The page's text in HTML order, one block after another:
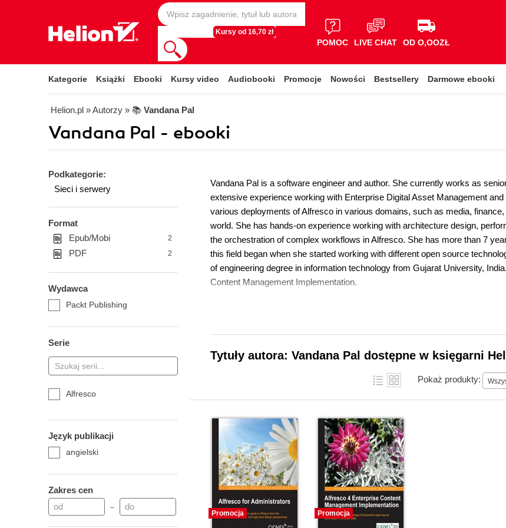
Kursy od 16,70 zł
POMOC LIVE CHAT OD O,OOZŁ
Kategorie Książki Ebooki Kursy video Audiobooki Promocje Nowości Bestsellery Darmowe ebooki
Helion.pl » Autorzy » 📚 Vandana Pal
Vandana Pal - ebooki
Podkategorie:
Sieci i serwery
Format
Epub/Mobi
2
PDF 2
Wydawca
Packt Publishing
Serie
Alfresco
Język publikacji
angielski
Zakres cen
–
Vandana Pal is a software engineer and author. She currently works as
extensive experience working with Enterprise Digital Asset Management
various deployments of Alfresco in various domains, such as media,
world. She has hands-on experience working with architecture design,
the orchestration of complex workflows in Alfresco. She has more than 7
this field began when she started working with different open source
of engineering degree in information technology from Gujarat University,
Content Management Implementation.
Tytuły autora: Vandana Pal dostępne w księgarni
Pokaż produkty:
Promocja Promocja